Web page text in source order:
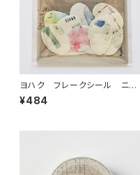
ヨハク フレークシール ニュ
アンス F-004
¥484